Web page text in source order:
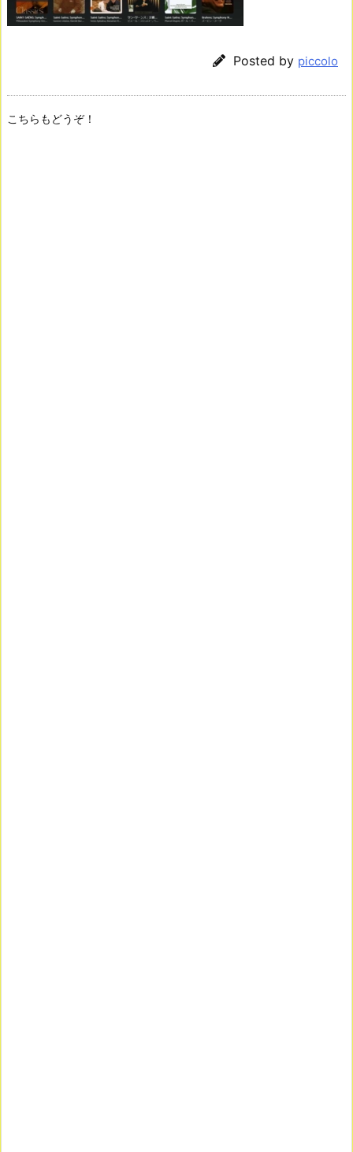
Posted by piccolo
こちらもどうぞ！